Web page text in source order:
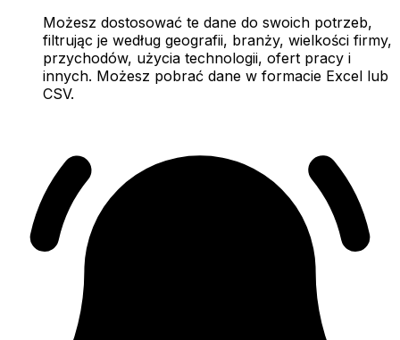
Możesz dostosować te dane do swoich potrzeb,
filtrując je według geografii, branży, wielkości firmy,
przychodów, użycia technologii, ofert pracy i
innych. Możesz pobrać dane w formacie Excel lub
CSV.